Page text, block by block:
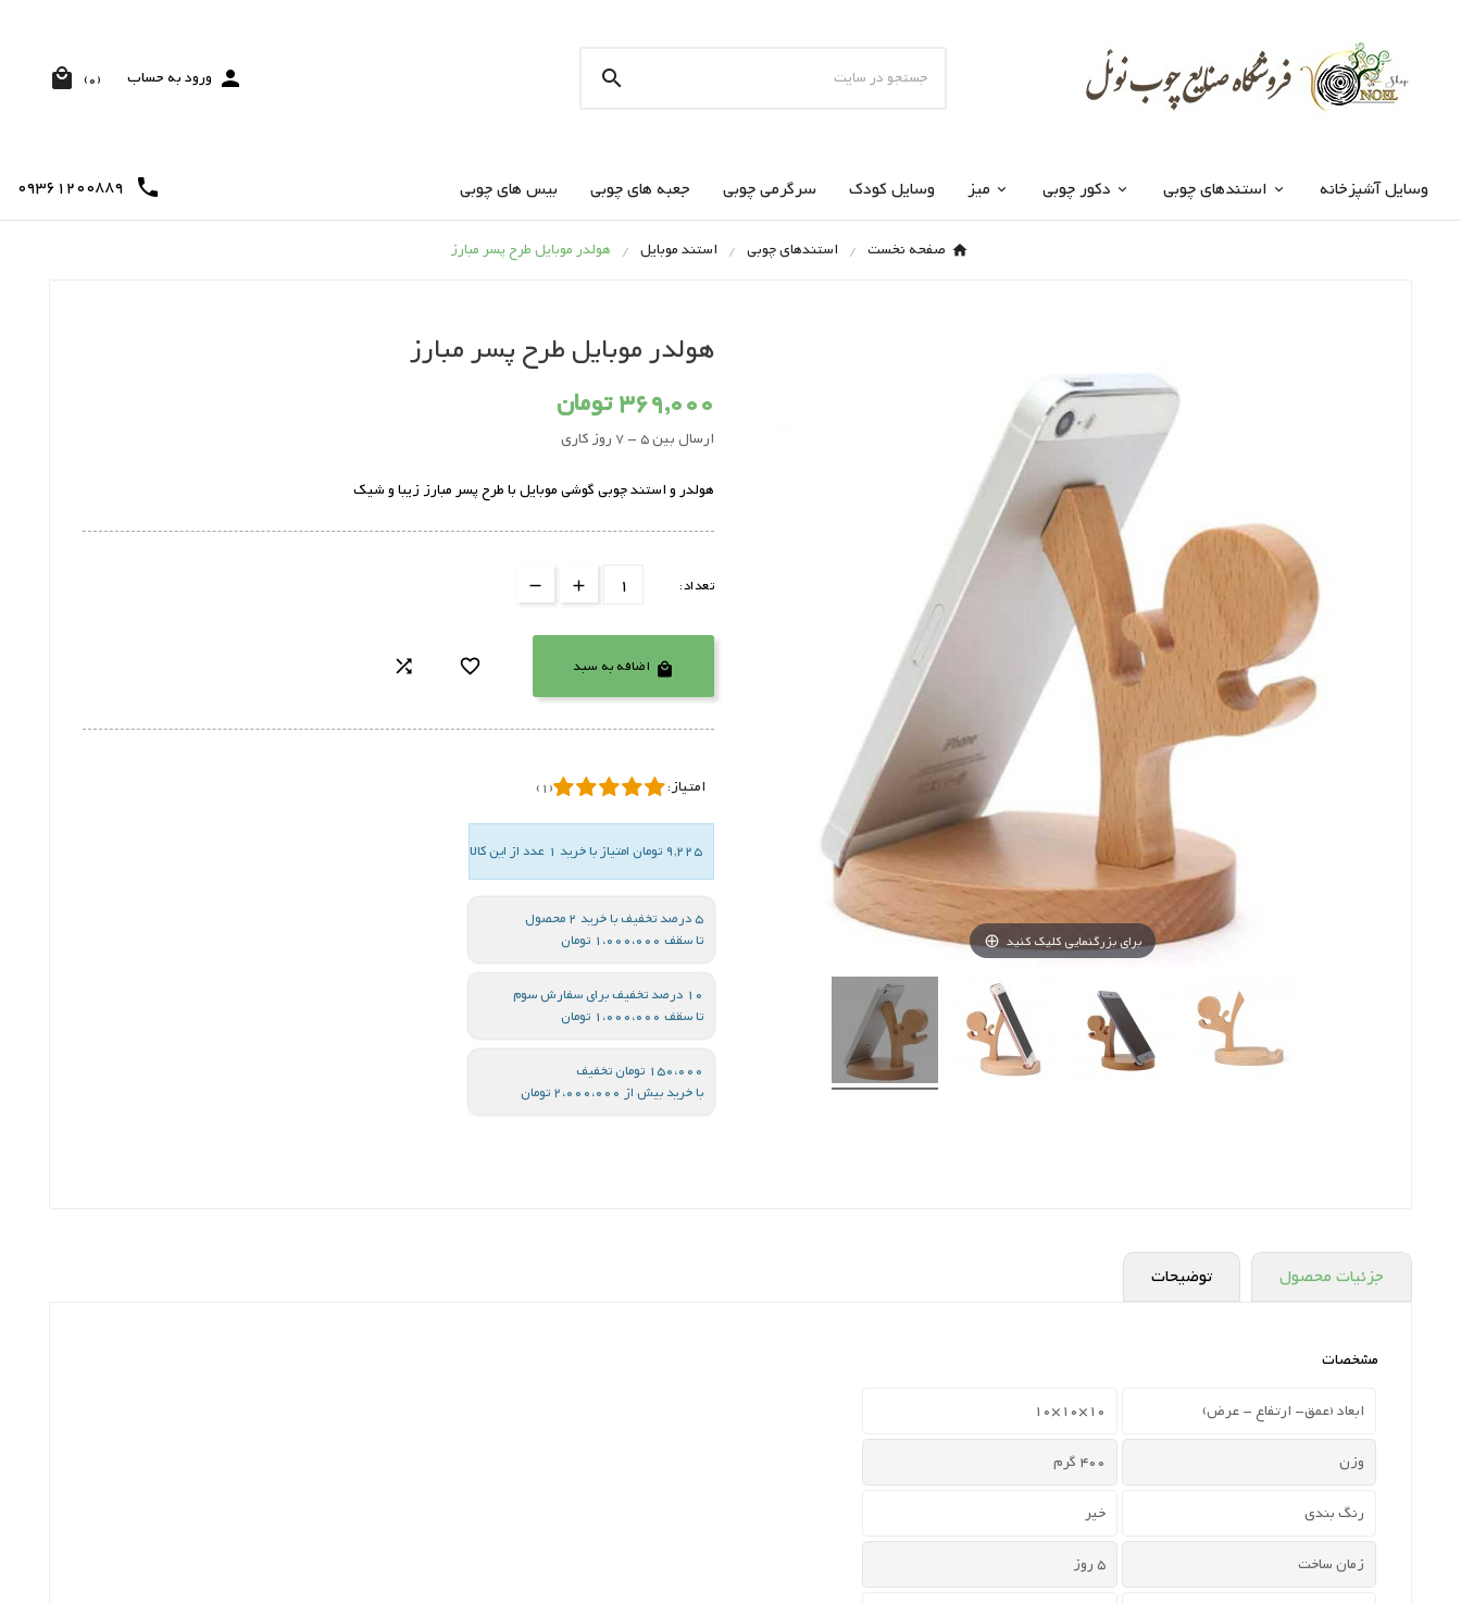

 ورود به حساب  (0)
وسایل آشپزخانه استندهای چوبی دکور چوبی میز وسایل کودک سرگرمی چوبی جعبه های چوبی بیس های چوبی 
09361200889
صفحه نخست استندهای چوبی استند موبایل هولدر موبایل طرح پسر مبارز
برای بزرگنمایی کلیک کنید
هولدر موبایل طرح پسر مبارز
369,000 تومان
ارسال بین 5 - 7 روز کاری
هولدر و استند چوبی گوشی موبایل با طرح پسر مبارز زیبا و شیک
تعداد:
 اضافه به سبد 

امتیاز: (1)
9,225 تومان امتیاز با خرید 1 عدد از این کالا
5 درصد تخفیف با خرید 2 محصول
تا سقف 1،000،000 تومان
10 درصد تخفیف برای سفارش سوم
تا سقف 1،000،000 تومان
150،000 تومان تخفیف
با خرید بیش از 2،000،000 تومان
جزئیات محصول توضیحات
مشخصات
ابعاد (عمق- ارتفاع - عرض) 10×10×10
وزن 400 گرم
رنگ بندی خیر
زمان ساخت 5 روز